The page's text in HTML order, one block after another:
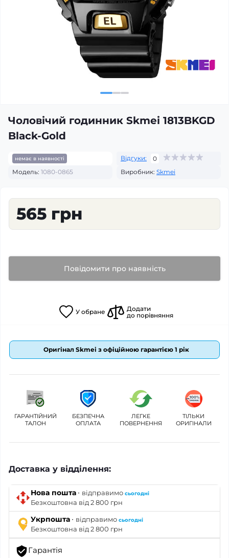
Чоловічий годинник Skmei 1813BKGD
Black-Gold
немає в наявності Відгуки:
0
Модель: 1080-0865 Виробник: Skmei
565 грн
Повідомити про наявність
У обране
Додати
до порівняння
Оригінал Skmei з офіційною гарантією 1 рік
ГАРАНТІЙНИЙ
ТАЛОН
БЕЗПЕЧНА
ОПЛАТА
ЛЕГКЕ
ПОВЕРНЕННЯ
ТІЛЬКИ
ОРИГІНАЛИ
Доставка у відділення:
Нова пошта · відправимо сьогодні
Безкоштовна від 2 800 грн
Укрпошта · відправимо сьогодні
Безкоштовна від 2 800 грн
Гарантія